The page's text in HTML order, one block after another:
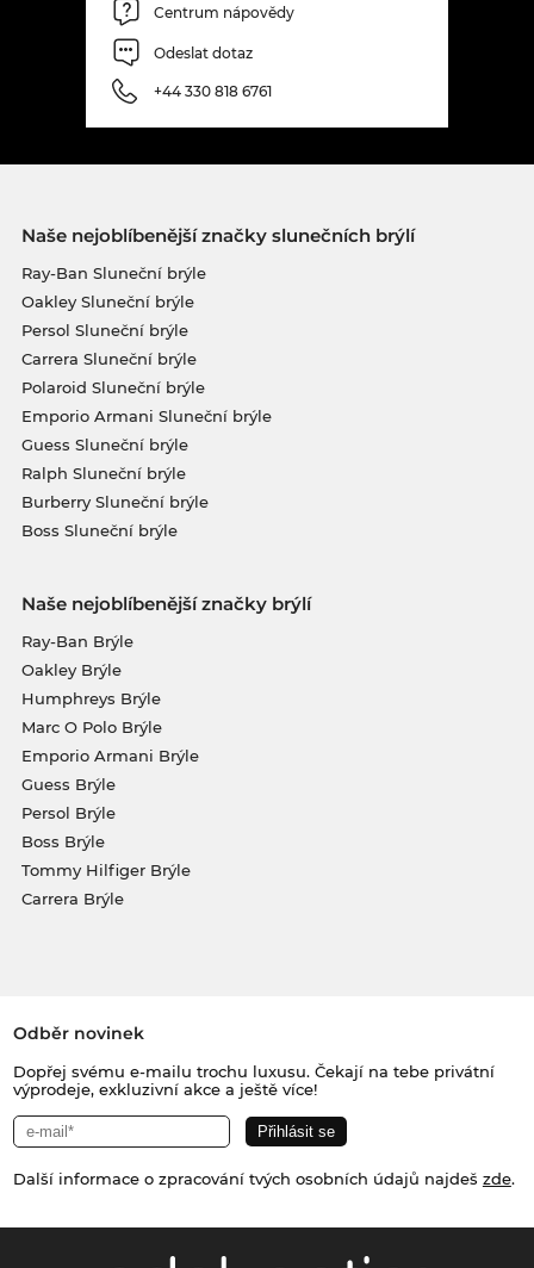
Centrum nápovědy
Odeslat dotaz
+44 330 818 6761
Naše nejoblíbenější značky slunečních brýlí
Ray-Ban Sluneční brýle
Oakley Sluneční brýle
Persol Sluneční brýle
Carrera Sluneční brýle
Polaroid Sluneční brýle
Emporio Armani Sluneční brýle
Guess Sluneční brýle
Ralph Sluneční brýle
Burberry Sluneční brýle
Boss Sluneční brýle
Naše nejoblíbenější značky brýlí
Ray-Ban Brýle
Oakley Brýle
Humphreys Brýle
Marc O Polo Brýle
Emporio Armani Brýle
Guess Brýle
Persol Brýle
Boss Brýle
Tommy Hilfiger Brýle
Carrera Brýle
Odběr novinek
Dopřej svému e-mailu trochu luxusu. Čekají na tebe privátní
výprodeje, exkluzivní akce a ještě více!
Další informace o zpracování tvých osobních údajů najdeš zde.